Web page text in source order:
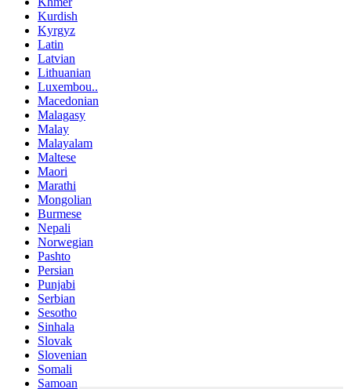
Kurdish
Kyrgyz
Latin
Latvian
Lithuanian
Luxembou..
Macedonian
Malagasy
Malay
Malayalam
Maltese
Maori
Marathi
Mongolian
Burmese
Nepali
Norwegian
Pashto
Persian
Punjabi
Serbian
Sesotho
Sinhala
Slovak
Slovenian
Somali
Samoan